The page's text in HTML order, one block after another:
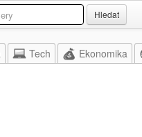
Hledat
Tech Ekonomika